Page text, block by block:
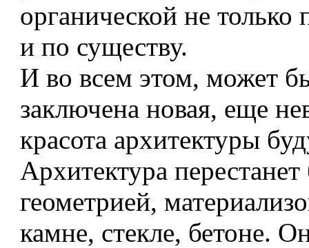
органической не
и по существу.
И во всем этом, может
заключена новая, еще
красота архитектуры
Архитектура
геометрией,
камне, стекле, бетоне.